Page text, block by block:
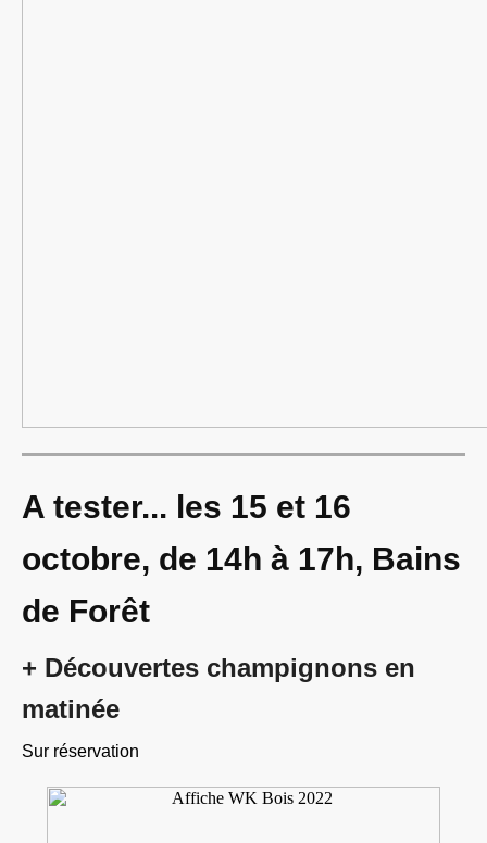
A tester... les 15 et 16
octobre, de 14h à 17h, Bains
de Forêt
+ Découvertes champignons en
matinée
Sur réservation